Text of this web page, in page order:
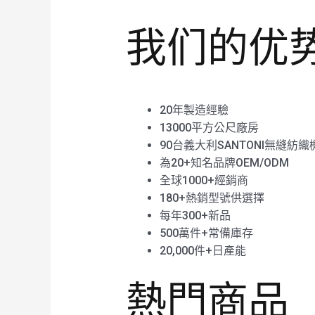
我们的优
20年製造經驗
13000平方公尺廠房
90台義大利SANTONI無縫紡織
為20+知名品牌OEM/ODM
全球1000+經銷商
180+熱銷型號供選擇
每年300+新品
500萬件+常備庫存
20,000件+日產能
熱門商品